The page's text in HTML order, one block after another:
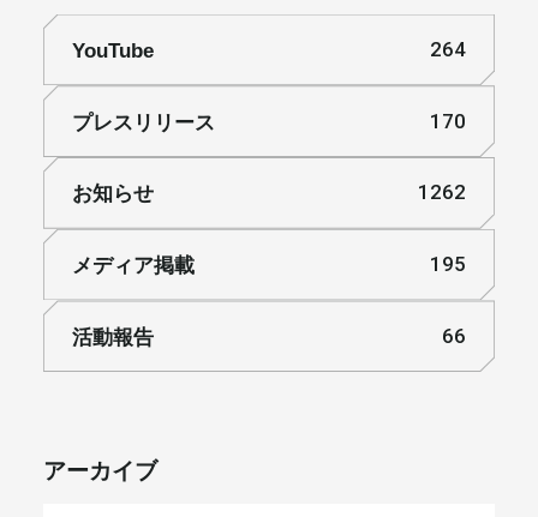
YouTube 264
プレスリリース 170
お知らせ 1262
メディア掲載 195
活動報告 66
アーカイブ